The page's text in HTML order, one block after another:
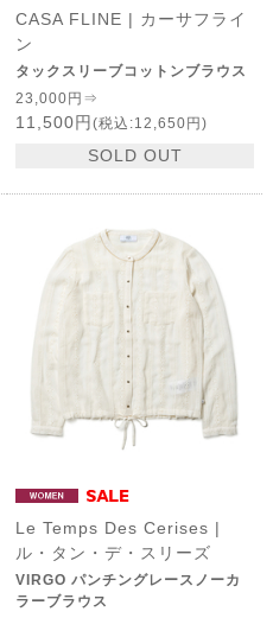
CASA FLINE | カーサフライ
ン
タックスリーブコットンブラウス
23,000円⇒
11,500円 (税込:12,650円)
SOLD OUT
Le Temps Des Cerises |
ル・タン・デ・スリーズ
VIRGO パンチングレースノーカ
ラーブラウス